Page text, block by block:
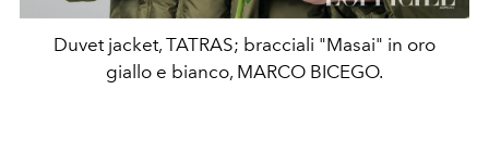
Duvet jacket, TATRAS; bracciali "Masai" in oro
giallo e bianco, MARCO BICEGO.